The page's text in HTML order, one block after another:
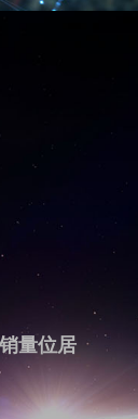
量位居